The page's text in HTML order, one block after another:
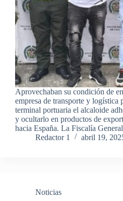
Aprovechaban su condición de
empresa de transporte y logística
terminal portuaria el alcaloide
y ocultarlo en productos de
hacia España. La Fiscalía
Redactor 1
abril 19,
Noticias